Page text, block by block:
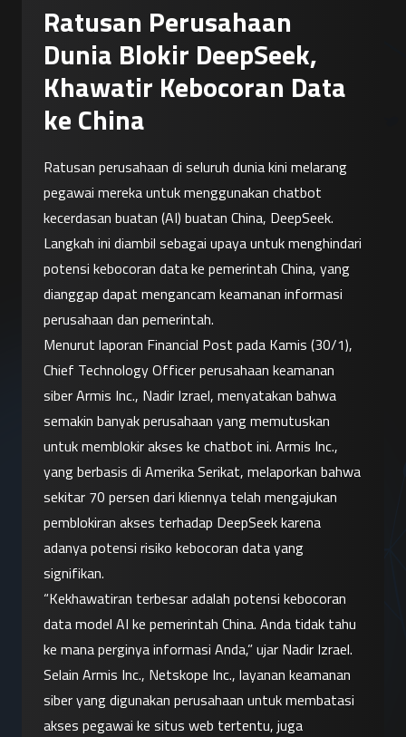
Ratusan Perusahaan
Dunia Blokir DeepSeek,
Khawatir Kebocoran Data
ke China
Ratusan perusahaan di seluruh dunia kini melarang
pegawai mereka untuk menggunakan chatbot
kecerdasan buatan (AI) buatan China, DeepSeek.
Langkah ini diambil sebagai upaya untuk menghindari
potensi kebocoran data ke pemerintah China, yang
dianggap dapat mengancam keamanan informasi
perusahaan dan pemerintah.
Menurut laporan Financial Post pada Kamis (30/1),
Chief Technology Officer perusahaan keamanan
siber Armis Inc., Nadir Izrael, menyatakan bahwa
semakin banyak perusahaan yang memutuskan
untuk memblokir akses ke chatbot ini. Armis Inc.,
yang berbasis di Amerika Serikat, melaporkan bahwa
sekitar 70 persen dari kliennya telah mengajukan
pemblokiran akses terhadap DeepSeek karena
adanya potensi risiko kebocoran data yang
signifikan.
“Kekhawatiran terbesar adalah potensi kebocoran
data model AI ke pemerintah China. Anda tidak tahu
ke mana perginya informasi Anda,” ujar Nadir Izrael.
Selain Armis Inc., Netskope Inc., layanan keamanan
siber yang digunakan perusahaan untuk membatasi
akses pegawai ke situs web tertentu, juga